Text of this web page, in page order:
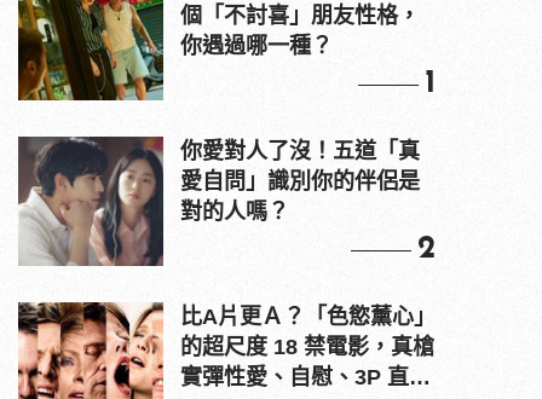
個「不討喜」朋友性格，
你遇過哪一種？
1
你愛對人了沒！五道「真
愛自問」識別你的伴侶是
對的人嗎？
2
比A片更Ａ？「色慾薰心」
的超尺度 18 禁電影，真槍
實彈性愛、自慰、3P 直接